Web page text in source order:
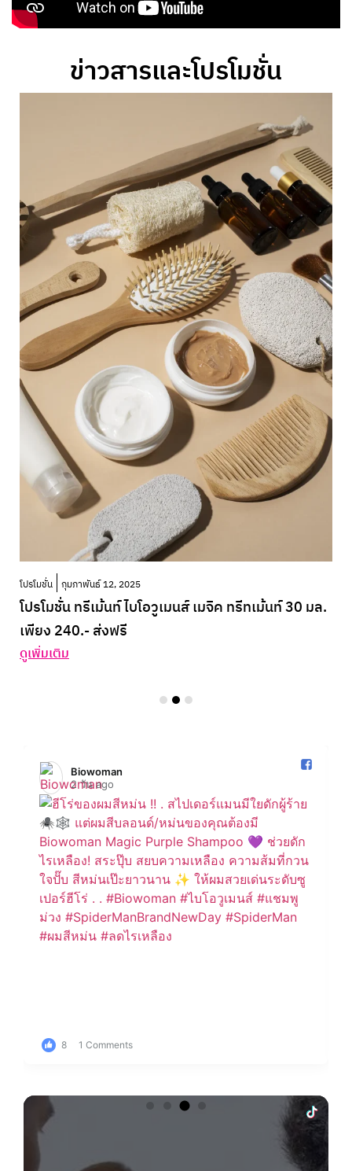
ข่าวสารและโปรโมชั่น
โปรโมชั่น กุมภาพันธ์ 12, 2025
โปรโมชั่น ทรีเม้นท์ ไบโอวูเมนส์ เมจิค ทรีทเม้นท์ 30 มล.
เพียง 240.- ส่งฟรี
ดูเพิ่มเติม
Biowoman️
2 วัน ago
8 1 Comments